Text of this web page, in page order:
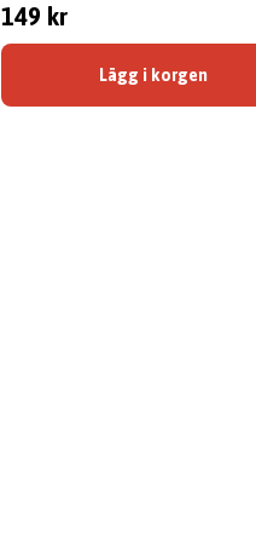
149 kr
Lägg i korgen